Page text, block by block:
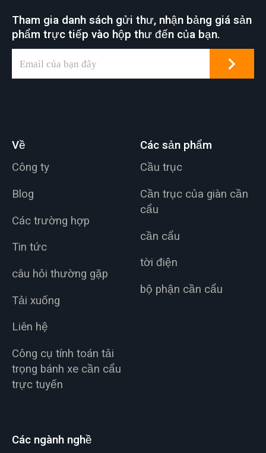
Tham gia danh sách gửi thư, nhận bảng giá sản
phẩm trực tiếp vào hộp thư đến của bạn.
Về
Công ty
Blog
Các trường hợp
Tin tức
câu hỏi thường gặp
Tải xuống
Liên hệ
Công cụ tính toán tải
trọng bánh xe cần cẩu
trực tuyến
Các sản phẩm
Cầu trục
Cần trục của giàn cần
cẩu
cần cẩu
tời điện
bộ phận cần cẩu
Các ngành nghề